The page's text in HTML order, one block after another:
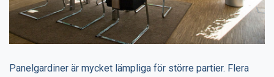
Panelgardiner är mycket lämpliga för större partier. Flera